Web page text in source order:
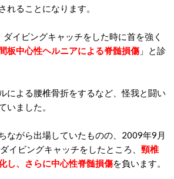
れることになります。
イビングキャッチをした時に首を強く
板中心性ヘルニアによる脊髄損傷 」と診
による腰椎骨折をするなど、怪我と闘い
いました。
ながら出場していたものの、2009年9月
イビングキャッチをしたところ、 頸椎
し、さらに中心性脊髄損傷を負います。